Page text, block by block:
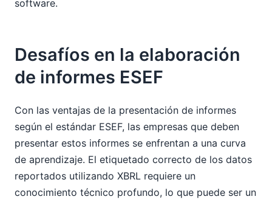
software.
Desafíos en la elaboración
de informes ESEF
Con las ventajas de la presentación de informes
según el estándar ESEF, las empresas que deben
presentar estos informes se enfrentan a una curva
de aprendizaje. El etiquetado correcto de los datos
reportados utilizando XBRL requiere un
conocimiento técnico profundo, lo que puede ser un